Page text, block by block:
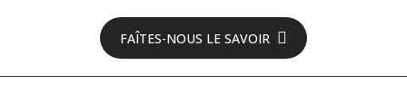
FAÎTES-NOUS LE SAVOIR